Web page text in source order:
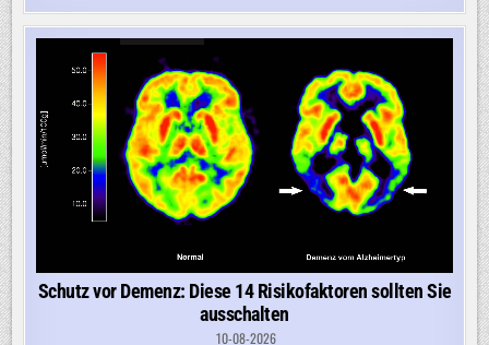
Schutz vor Demenz: Diese 14 Risikofaktoren sollten Sie
ausschalten
10-08-2026